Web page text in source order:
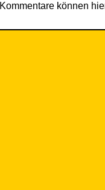
Kommentare können